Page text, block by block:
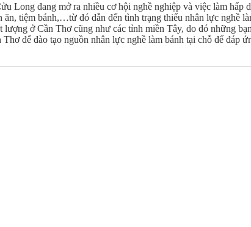
Long đang mở ra nhiều cơ hội nghề nghiệp và việc làm hấp
tiệm bánh,…từ đó dẫn đến tình trạng thiếu nhân lực nghề
ở Cần Thơ cũng như các tỉnh miền Tây, do đó những
để đào tạo nguồn nhân lực nghề làm bánh tại chỗ để đáp